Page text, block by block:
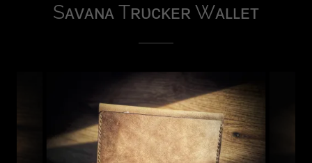
Sᴀᴠᴀɴᴀ Tʀᴜᴄᴋᴇʀ Wᴀʟʟᴇᴛ